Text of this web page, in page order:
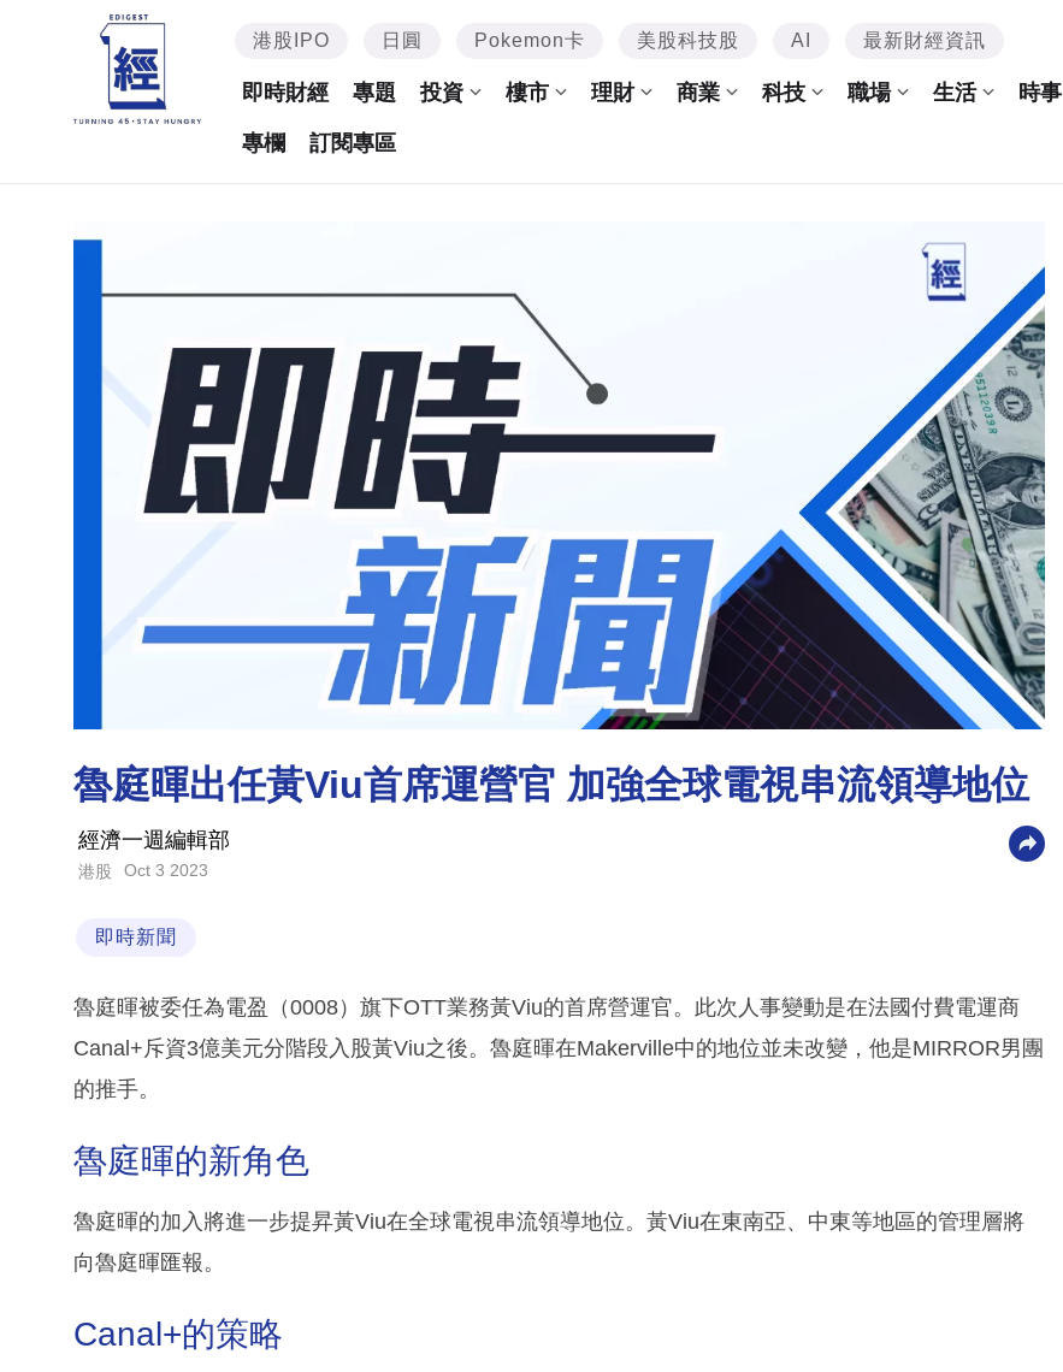
港股IPO 日圓 Pokemon卡 美股科技股 AI 最新財經資訊
即時財經 專題 投資 樓市 理財 商業 科技 職場 生活 時事
專欄 訂閱專區
魯庭暉出任黃Viu首席運營官 加強全球電視串流領導地位
經濟一週編輯部
港股 Oct 3 2023
即時新聞
魯庭暉被委任為電盈（0008）旗下OTT業務黃Viu的首席營運官。此次人事變動是在法國付費電運商
Canal+斥資3億美元分階段入股黃Viu之後。魯庭暉在Makerville中的地位並未改變，他是MIRROR男團
的推手。
魯庭暉的新角色
魯庭暉的加入將進一步提昇黃Viu在全球電視串流領導地位。黃Viu在東南亞、中東等地區的管理層將
向魯庭暉匯報。
Canal+的策略